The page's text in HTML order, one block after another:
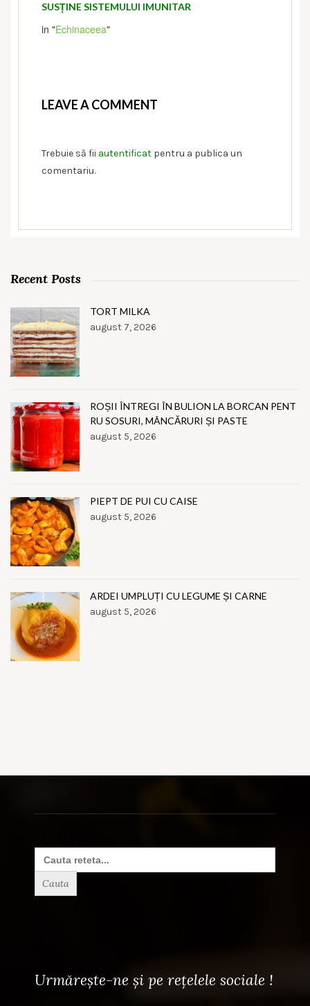
SUSȚINE SISTEMULUI IMUNITAR
in "Echinaceea"
LEAVE A COMMENT
Trebuie să fii autentificat pentru a publica un
comentariu.
Recent Posts
TORT MILKA
august 7, 2026
ROȘII ÎNTREGI ÎN BULION LA BORCAN PENT
RU SOSURI, MÂNCĂRURI ȘI PASTE
august 5, 2026
PIEPT DE PUI CU CAISE
august 5, 2026
ARDEI UMPLUȚI CU LEGUME ȘI CARNE
august 5, 2026
Search
for:
Urmărește-ne și pe rețelele sociale !